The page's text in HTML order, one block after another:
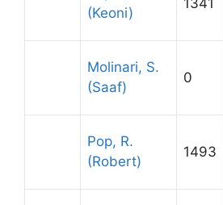
(Keoni)
1341
Molinari, S.
(Saaf)
0
Pop, R.
(Robert)
1493